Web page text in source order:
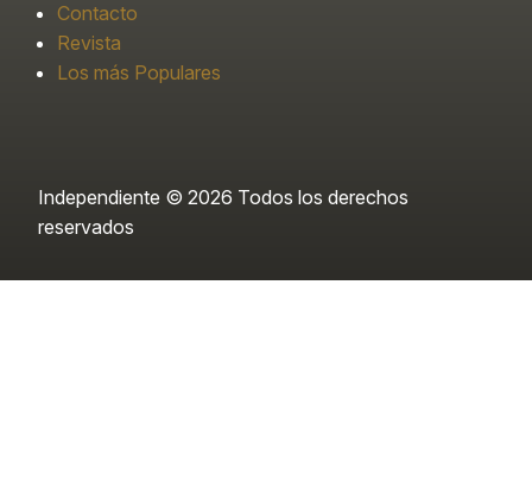
Contacto
Revista
Los más Populares
Independiente © 2026 Todos los derechos
reservados